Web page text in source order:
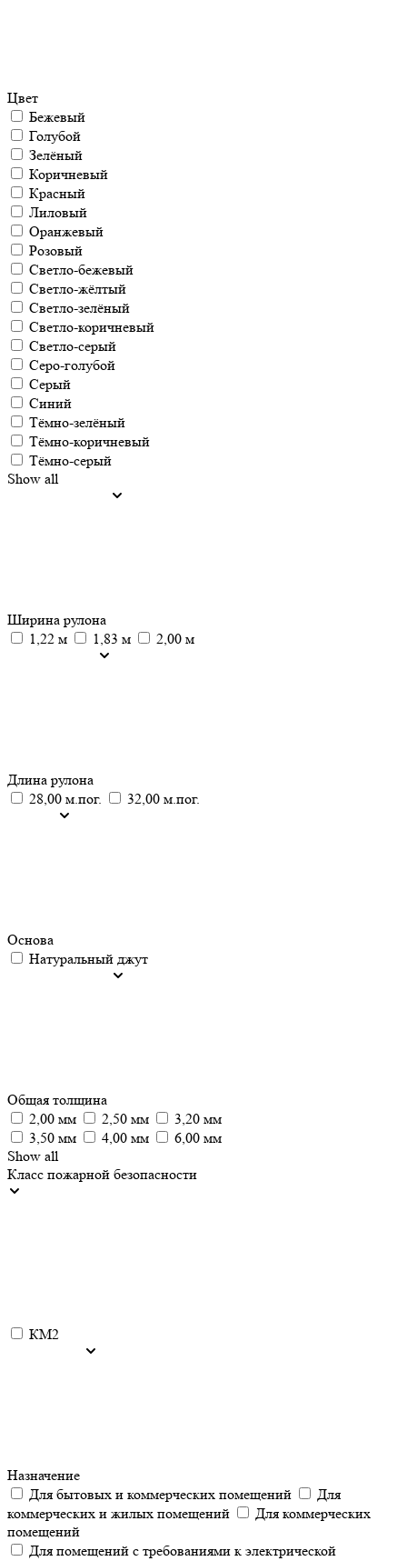
Цвет
Бежевый
Голубой
Зелёный
Коричневый
Красный
Лиловый
Оранжевый
Розовый
Светло-бежевый
Светло-жёлтый
Светло-зелёный
Светло-коричневый
Светло-серый
Серо-голубой
Серый
Синий
Тёмно-зелёный
Тёмно-коричневый
Тёмно-серый
Show all
Ширина рулона
1,22 м
1,83 м 2,00 м
Длина рулона
28,00 м.пог.
32,00 м.пог.
Основа
Натуральный джут
Общая толщина
2,00 мм
2,50 мм
3,20 мм
3,50 мм
4,00 мм
6,00 мм
Show all
Класс пожарной безопасности
КМ2
Назначение
Для бытовых и коммерческих помещений
Для
коммерческих и жилых помещений
Для коммерческих
помещений
Для помещений с требованиями к электрической